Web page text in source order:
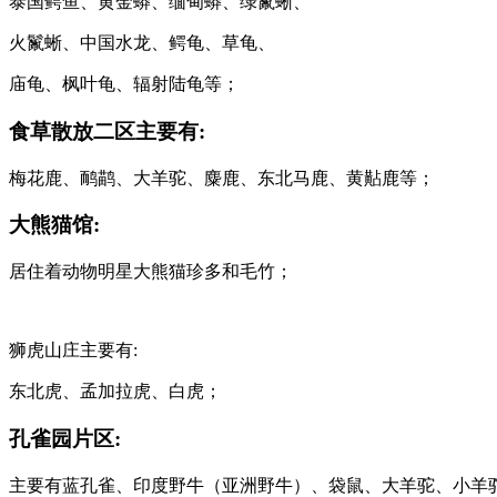
火鬣蜥、中国水龙、鳄龟、草龟、
庙龟、枫叶龟、辐射陆龟等；
食草散放二区主要有:
梅花鹿、鸸鹋、大羊驼、麋鹿、东北马鹿、黄黇鹿等；
大熊猫馆:
居住着动物明星大熊猫珍多和毛竹；
狮虎山庄主要有:
东北虎、孟加拉虎、白虎；
孔雀园片区:
主要有蓝孔雀、印度野牛（亚洲野牛）、袋鼠、大羊驼、小羊